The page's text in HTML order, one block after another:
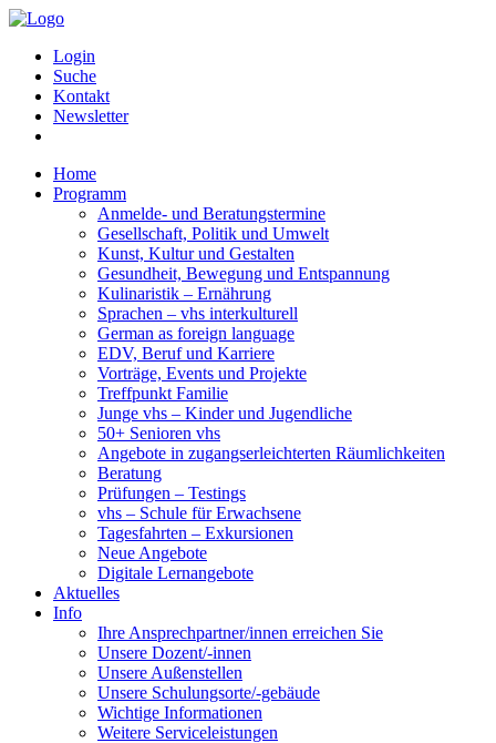
Login
Suche
Kontakt
Newsletter
Home
Programm
Anmelde- und Beratungstermine
Gesellschaft, Politik und Umwelt
Kunst, Kultur und Gestalten
Gesundheit, Bewegung und Entspannung
Kulinaristik – Ernährung
Sprachen – vhs interkulturell
German as foreign language
EDV, Beruf und Karriere
Vorträge, Events und Projekte
Treffpunkt Familie
Junge vhs – Kinder und Jugendliche
50+ Senioren vhs
Angebote in zugangserleichterten Räumlichkeiten
Beratung
Prüfungen – Testings
vhs – Schule für Erwachsene
Tagesfahrten – Exkursionen
Neue Angebote
Digitale Lernangebote
Aktuelles
Info
Ihre Ansprechpartner/innen erreichen Sie
Unsere Dozent/-innen
Unsere Außenstellen
Unsere Schulungsorte/-gebäude
Wichtige Informationen
Weitere Serviceleistungen